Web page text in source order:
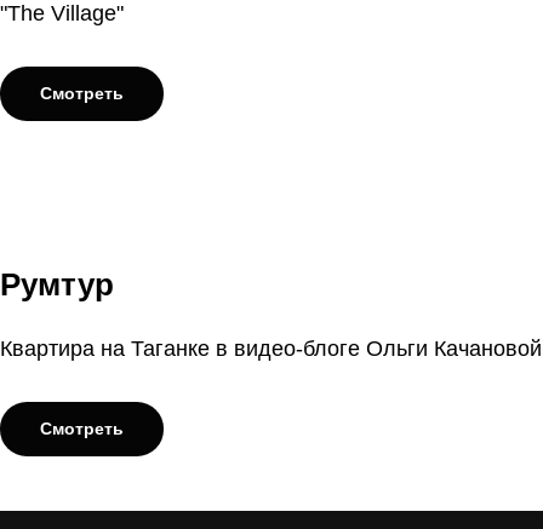
"The Village"
Смотреть
Румтур
Квартира на Таганке в видео-блоге Ольги Качановой
Смотреть